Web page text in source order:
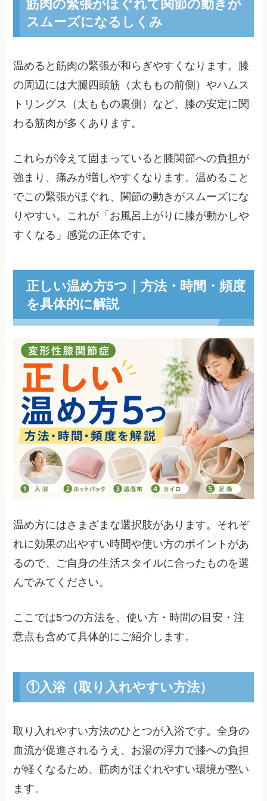
スムーズになるしくみ
温めると筋肉の緊張が和らぎやすくなります。膝
の周辺には大腿四頭筋（太ももの前側）やハムス
トリングス（太ももの裏側）など、膝の安定に関
わる筋肉が多くあります。
これらが冷えて固まっていると膝関節への負担が
強まり、痛みが増しやすくなります。温めること
でこの緊張がほぐれ、関節の動きがスムーズにな
りやすい。これが「お風呂上がりに膝が動かしや
すくなる」感覚の正体です。
正しい温め方5つ｜方法・時間・頻度
を具体的に解説
温め方にはさまざまな選択肢があります。それぞ
れに効果の出やすい時間や使い方のポイントがあ
るので、ご自身の生活スタイルに合ったものを選
んでみてください。
ここでは5つの方法を、使い方・時間の目安・注
意点も含めて具体的にご紹介します。
①入浴（取り入れやすい方法）
取り入れやすい方法のひとつが入浴です。全身の
血流が促進されるうえ、お湯の浮力で膝への負担
が軽くなるため、筋肉がほぐれやすい環境が整い
ます。